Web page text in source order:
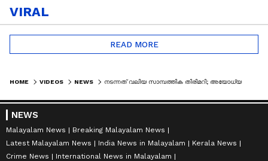
VIRAL
READ MORE
HOME VIDEOS NEWS നടന്നത് വലിയ സാമ്പത്തിക തിരിമറി; അയോധ്യ ക്ഷേത്ര കൊള്ളയിൽ ബിജെപി ഒന്നും മിണ്ടുന്നില്ലെന്ന് കെ സി
NEWS
Malayalam News
Breaking Malayalam News
Latest Malayalam News
India News in Malayalam
Kerala News
Crime News
International News in Malayalam